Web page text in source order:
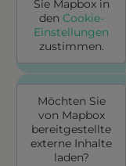
Sie Mapboxin
den Cookie-
Einstellungen
zustimmen.
Möchten Sie
von Mapbox
bereitgestellte
externe Inhalte
laden?